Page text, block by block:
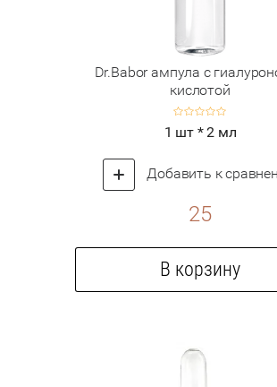
Dr.Babor ампула с
кислотой
1 шт * 2 мл
Добавить к
25
В корзину